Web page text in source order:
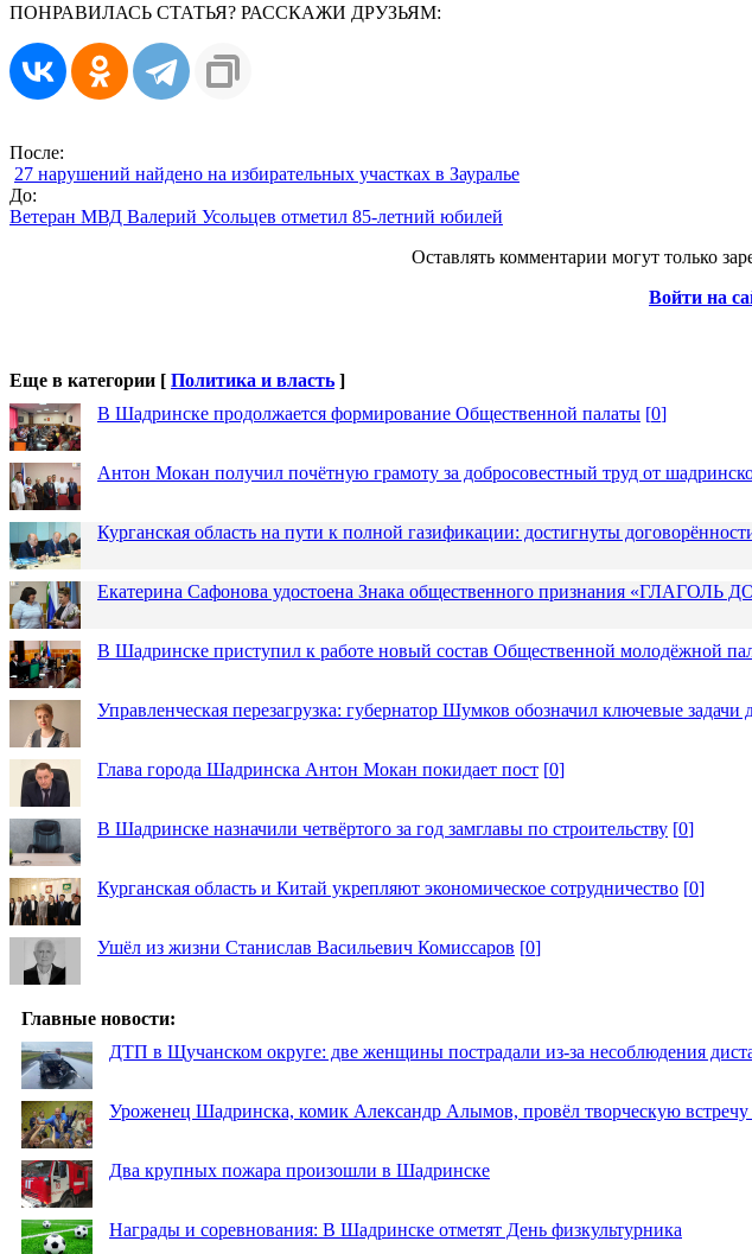
ПОНРАВИЛАСЬ СТАТЬЯ? РАССКАЖИ ДРУЗЬЯМ:
После:
27 нарушений найдено на избирательных участках в Зауралье
До:
Ветеран МВД Валерий Усольцев отметил 85-летний юбилей
Оставлять комментарии могут только
Войти на
Еще в категории [ Политика и власть ]
В Шадринске продолжается формирование Общественной палаты [0]
Антон Мокан получил почётную грамоту за добросовестный труд от
Курганская область на пути к полной газификации: достигнуты
Екатерина Сафонова удостоена Знака общественного признания «ГЛАГОЛЬ
В Шадринске приступил к работе новый состав Общественной молодёжной
Управленческая перезагрузка: губернатор Шумков обозначил ключевые
Глава города Шадринска Антон Мокан покидает пост [0]
В Шадринске назначили четвёртого за год замглавы по строительству [0]
Курганская область и Китай укрепляют экономическое сотрудничество [0]
Ушёл из жизни Станислав Васильевич Комиссаров [0]
Главные новости:
ДТП в Щучанском округе: две женщины пострадали из-за несоблюдения
Уроженец Шадринска, комик Александр Алымов, провёл творческую встречу
Два крупных пожара произошли в Шадринске
Награды и соревнования: В Шадринске отметят День физкультурника